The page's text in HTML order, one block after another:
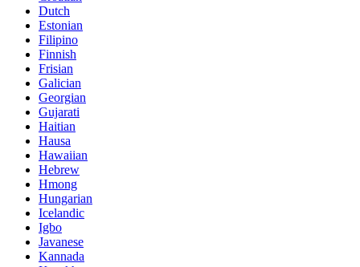
Dutch
Estonian
Filipino
Finnish
Frisian
Galician
Georgian
Gujarati
Haitian
Hausa
Hawaiian
Hebrew
Hmong
Hungarian
Icelandic
Igbo
Javanese
Kannada